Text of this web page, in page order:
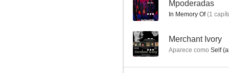
-- Mpoderadas
In Memory Of(1
-- Merchant Ivory
Aparece como Self